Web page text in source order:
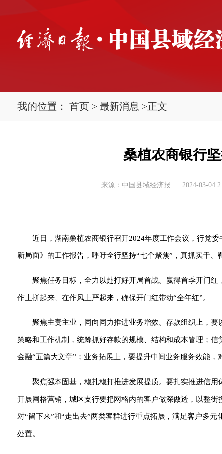
我的位置： 首页 > 最新消息 >正文
桑植农商银行
来源：中国县域经济报 2024-03-04
近日，湖南桑植农商银行召开2024年度工作会议，行党
新局面》的工作报告，呼吁全行坚持“七个聚焦”，真抓实干
聚焦任务目标，全力以赴打好开局首战。赢得首季开门
作上拼起来、在作风上严起来，确保开门红带动“全年红”。
聚焦主责主业，同向同力推进业务增效。存款组织上，
策略和工作机制，统筹抓好存款的规模、结构和成本管理；
金融“五篇大文章”；业务拓展上，要提升中间业务服务效能
聚焦强本固基，稳扎稳打推进发展提质。要扎实推进信
开展网格营销，城区支行要把网格内的客户做深做透，以整
对“留下来”和“走出去”两类客群进行重点拓展，满足客户多
处置。